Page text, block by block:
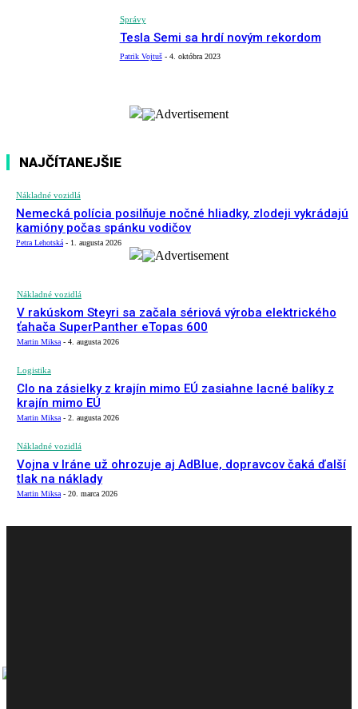
Správy
Tesla Semi sa hrdí novým rekordom
Patrik Vojtuš - 4. októbra 2023
NAJČÍTANEJŠIE
Nákladné vozidlá
Nemecká polícia posilňuje nočné hliadky, zlodeji vykrádajú
kamióny počas spánku vodičov
Petra Lehotská - 1. augusta 2026
Nákladné vozidlá
V rakúskom Steyri sa začala sériová výroba elektrického
ťahača SuperPanther eTopas 600
Martin Miksa - 4. augusta 2026
Logistika
Clo na zásielky z krajín mimo EÚ zasiahne lacné balíky z
krajín mimo EÚ
Martin Miksa - 2. augusta 2026
Nákladné vozidlá
Vojna v Iráne už ohrozuje aj AdBlue, dopravcov čaká ďalší
tlak na náklady
Martin Miksa - 20. marca 2026